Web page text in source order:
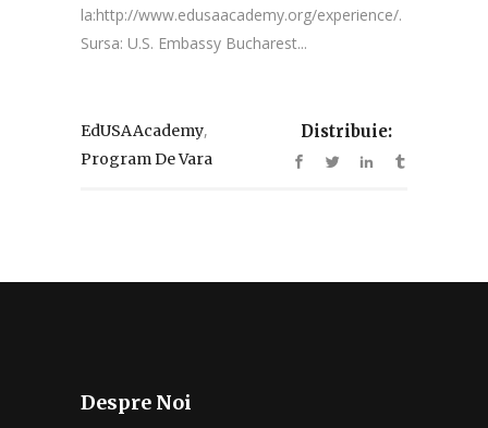
la:http://www.edusaacademy.org/experience/.
Sursa: U.S. Embassy Bucharest...
EdUSAAcademy,
Program De Vara
Distribuie:
Despre Noi